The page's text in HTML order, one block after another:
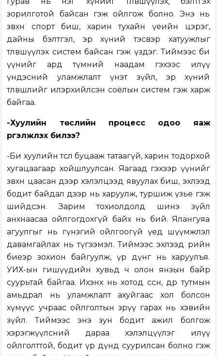
зорилготой байсан гэж ойлгож болно. Энэ нь
зөвхөн спорт биш, харин тухайн үеийн цэрэг,
дайны бэлтгэл, эр хүний тэсвэр хатуужлыг
төлөвшүүлэх систем байсан гэж үздэг. Тиймээс би
үүнийг ард түмний наадам гэхээс илүү
үндэсний уламжлалт үнэт зүйл, эр хүний
төлөвшлийг илэрхийлсэн соёлын систем гэж харж
байгаа.
-Хуулийн төслийн процесс одоо яаж
үргэлжлэх билээ?
-Би хуулийн төслөө буцааж татаагүй, харин тодорхой
хугацаагаар хойшлуулсан. Яагаад гэхээр үүнийг
зөвхөн цаасан дээр хэлэлцээд явуулах биш, эхлээд
бодит байдал дээр нь харуулж, туршиж үзье гэж
шийдсэн. Зарим тохиолдолд шинэ зүйл
анхнаасаа ойлгогдохгүй байх нь бий. Ялангуяа
агуулгыг нь гүнзгий ойлгоогүй үед шүүмжлэл
давамгайлах нь түгээмэл. Тиймээс эхлээд өөрийн
биеэр зохион байгуулж, үр дүнг нь харуулъя.
УИХ-ын гишүүдийн хувьд ч олон янзын байр
суурьтай байгаа. Ихэнх нь хотод өссөн, өдөр тутмын
амьдрал нь уламжлалт ахуйгаас хол болсон
хүмүүс учраас ойлголтын зөрүү гарах нь хэвийн
зүйл. Тиймээс энэ зун бодит ажил болгож
хэрэгжүүлсний дараа хэлэлцүүлэг илүү
ойлголттой, бодит үр дүнд суурилсан болно гэж